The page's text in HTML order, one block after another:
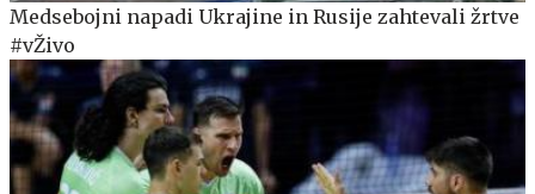
Medsebojni napadi Ukrajine in Rusije zahtevali žrtve
#vŽivo